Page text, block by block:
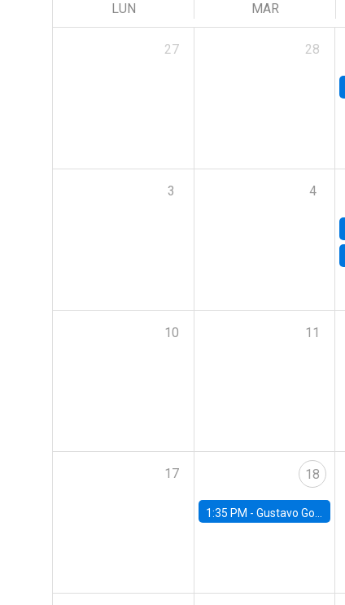
LUN MAR
27 28
3 4
10 11
17 18
1:35 PM - Gustavo González, Banco Central de Chile